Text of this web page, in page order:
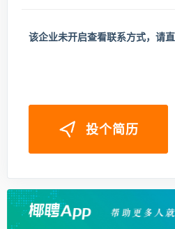
该企业未开启查看联系方式，请
投个简历